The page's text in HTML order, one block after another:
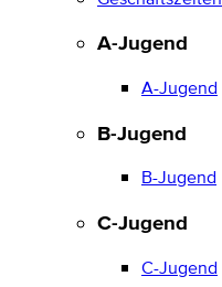
A-Jugend
A-Jugend
B-Jugend
B-Jugend
C-Jugend
C-Jugend